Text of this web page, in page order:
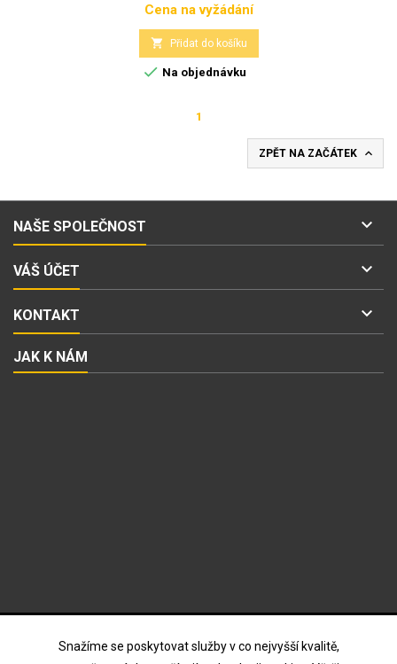
Snažíme se poskytovat služby v co nejvyšší kvalitě,
Cena
Cena na vyžádání
 Přidat do košíku
 Na objednávku
1
ZPĚT NA ZAČÁTEK 
NAŠE SPOLEČNOST 
VÁŠ ÚČET 
KONTAKT 
JAK K NÁM